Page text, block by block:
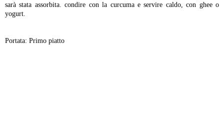
sarà stata assorbita. condire con la curcuma e servire caldo, con ghee o
yogurt.
Portata: Primo piatto